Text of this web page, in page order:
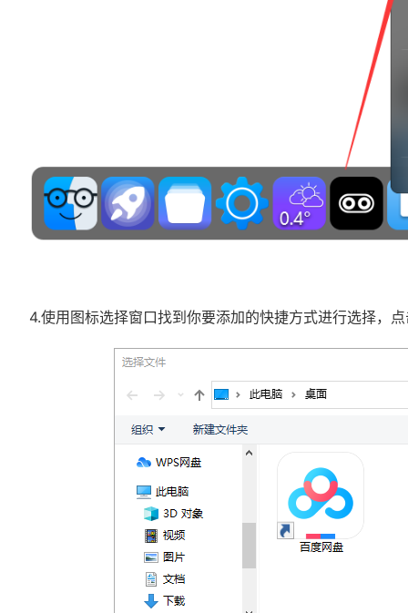
4.使用图标选择窗口找到你要添加的快捷方式进行选择，